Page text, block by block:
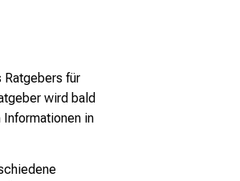
Ratgebers für
wird bald
in